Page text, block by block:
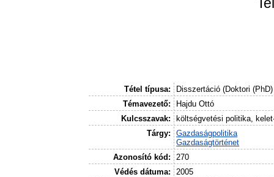
Tétel típusa:
Disszertáció (Doktori
Témavezető:
Hajdu Ottó
Kulcsszavak:
költségvetési politika,
Tárgy:
Gazdaságpolitika
Gazdaságtörténet
Azonosító kód:
270
Védés dátuma:
2005